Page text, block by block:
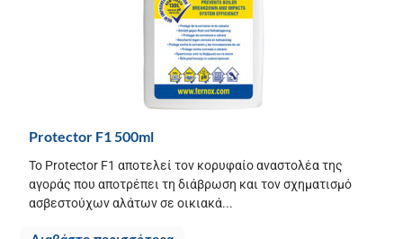
Protector F1 500ml
Το Protector F1 αποτελεί τον κορυφαίο αναστολέα της
αγοράς που αποτρέπει τη διάβρωση και τον σχηματισμό
ασβεστούχων αλάτων σε οικιακά...